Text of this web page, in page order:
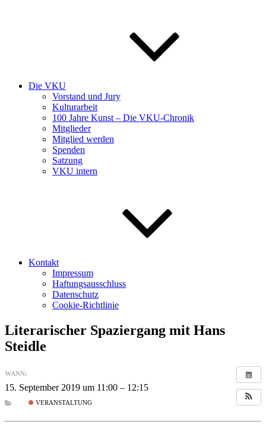
Die VKU
Vorstand und Jury
Kulturarbeit
100 Jahre Kunst – Die VKU-Chronik
Mitglieder
Mitglied werden
Spenden
Satzung
VKU intern
Kontakt
Impressum
Haftungsausschluss
Datenschutz
Cookie-Richtlinie
Literarischer Spaziergang mit Hans
Steidle
WANN:
15. September 2019 um 11:00 – 12:15
VERANSTALTUNG